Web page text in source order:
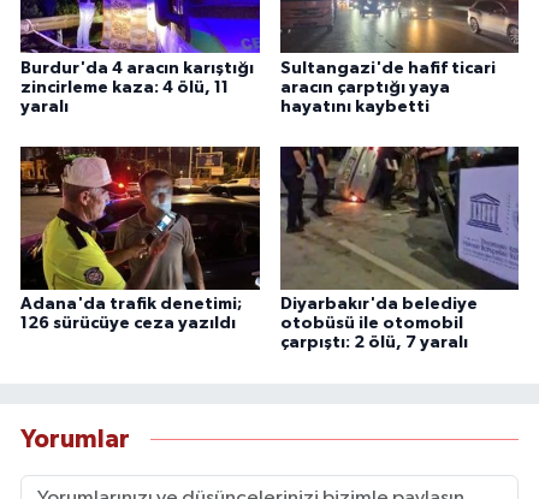
Burdur'da 4 aracın karıştığı
zincirleme kaza: 4 ölü, 11
yaralı
Sultangazi'de hafif ticari
aracın çarptığı yaya
hayatını kaybetti
Adana'da trafik denetimi;
126 sürücüye ceza yazıldı
Diyarbakır'da belediye
otobüsü ile otomobil
çarpıştı: 2 ölü, 7 yaralı
Yorumlar